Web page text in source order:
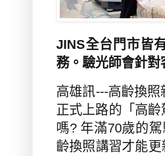
JINS全台門市皆
務。驗光師會針
高雄訊---高齡換照
正式上路的「高
嗎? 年滿70歲的
齡換照講習才能